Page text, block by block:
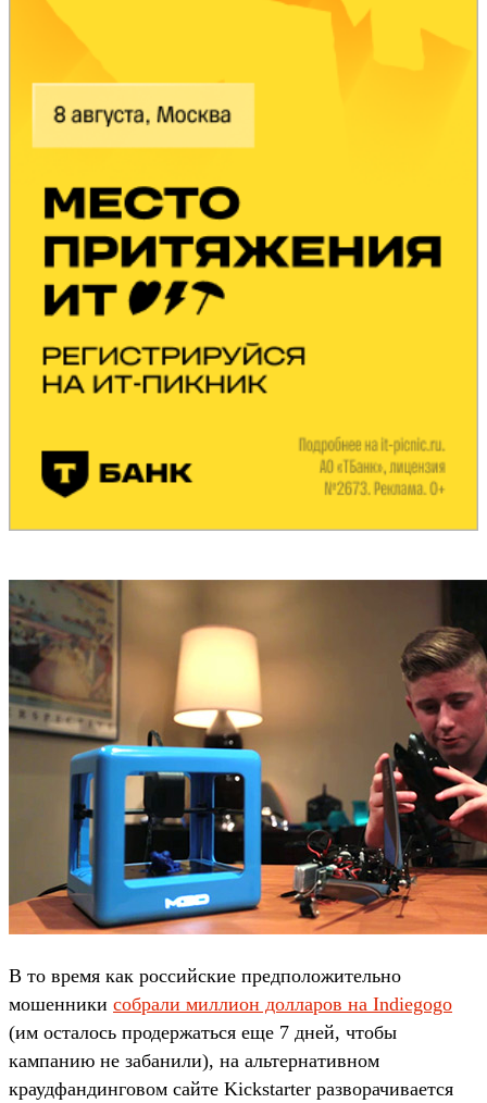
В то время как российские предположительно
мошенники собрали миллион долларов на Indiegogo
(им осталось продержаться еще 7 дней, чтобы
кампанию не забанили), на альтернативном
краудфандинговом сайте Kickstarter разворачивается